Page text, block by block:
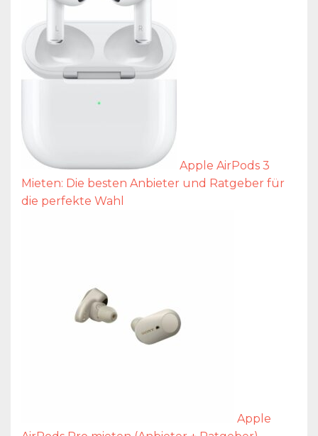
Apple AirPods 3
Mieten: Die besten Anbieter und Ratgeber für
die perfekte Wahl
Apple